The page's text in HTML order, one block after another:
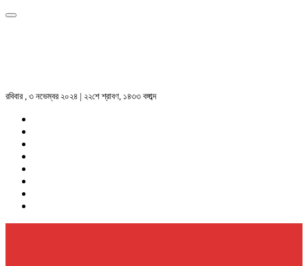
রবিবার , ৩ নভেম্বর ২০২৪ | ২২শে শ্রাবণ, ১৪৩৩ বঙ্গাব্দ